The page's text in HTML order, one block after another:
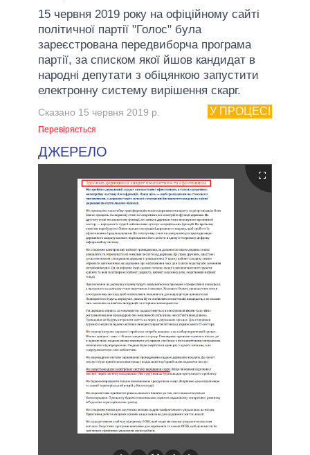
15 червня 2019 року на офіційному сайті
політичної партії "Голос" була
зареєстрована передвиборча програма
партії, за списком якої йшов кандидат в
народні депутати з обіцянкою запустити
електронну систему вирішення скарг.
У ПРОЦЕСІ
Сказано 15 червня 2019 р.
Перевіряється
ДЖЕРЕЛО